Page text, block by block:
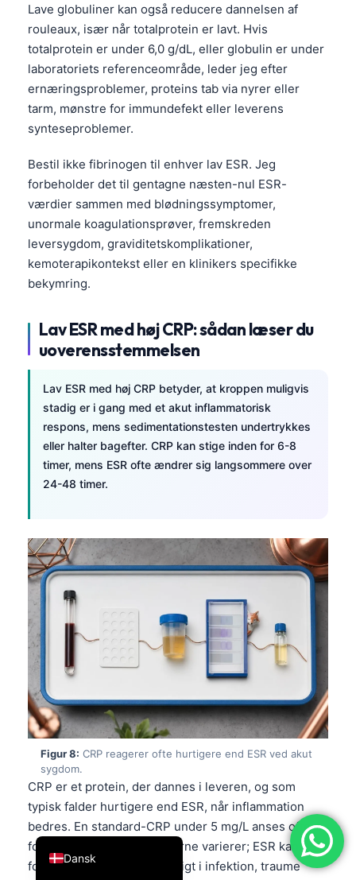
Lave globuliner kan også reducere dannelsen af
rouleaux, især når totalprotein er lavt. Hvis
totalprotein er under 6,0 g/dL, eller globulin er under
laboratoriets referenceområde, leder jeg efter
ernæringsproblemer, proteins tab via nyrer eller
tarm, mønstre for immundefekt eller leverens
synteseproblemer.
Bestil ikke fibrinogen til enhver lav ESR. Jeg
forbeholder det til gentagne næsten-nul ESR-
værdier sammen med blødningssymptomer,
unormale koagulationsprøver, fremskreden
leversygdom, graviditetskomplikationer,
kemoterapikontekst eller en klinikers specifikke
bekymring.
Lav ESR med høj CRP: sådan læser du
uoverensstemmelsen
Lav ESR med høj CRP betyder, at kroppen muligvis
stadig er i gang med et akut inflammatorisk
respons, mens sedimentationstesten undertrykkes
eller halter bagefter. CRP kan stige inden for 6-8
timer, mens ESR ofte ændrer sig langsommere over
24-48 timer.
Figur 8: CRP reagerer ofte hurtigere end ESR ved akut
sygdom.
CRP er et protein, der dannes i leveren, og som
typisk falder hurtigere end ESR, når inflammation
bedres. En standard-CRP under 5 mg/L anses ofte
for normal, selvom grænserne varierer; ESR kan
forblive normal eller lav tidligt i infektion, traume
Dansk
English
Deutsch
العربية
Français
עִבְרִית
Italiano
Español
Português
Ελληνικά
Türkçe
Română
简体中文
Български
Nederlands
हिन्दी
Bahasa Indonesia
Հայերեն
Íslenska
Српски језик
Bosanski
Azərbaycan dili
Eesti
日本語
Русский
Lietuvių kalba
Polski
한국어
Slovenščina